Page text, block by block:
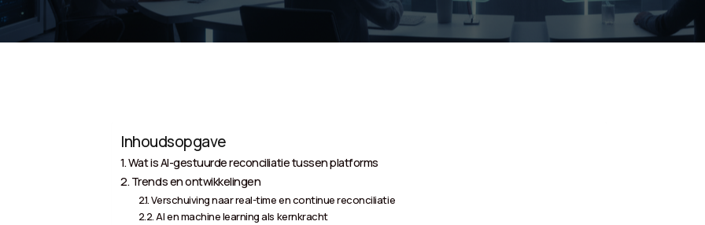
Inhoudsopgave
Wat is AI-gestuurde reconciliatie tussen platforms
Trends en ontwikkelingen
Verschuiving naar real-time en continue reconciliatie
AI en machine learning als kernkracht